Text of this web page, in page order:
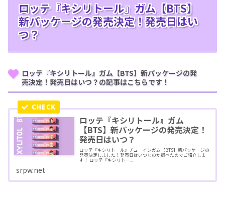
ロッテ『キシリトール』ガム【BTS】
新パッケージの発売決定！発売日はい
つ？
ロッテ『キシリトール』ガム【BTS】新パッケージの発
売決定！発売日はいつ？の記事はこちらです！
ロッテ『キシリトール』ガム
【BTS】新パッケージの発売決定！
発売日はいつ？
ロッテ『キシリトール』チューインガム【BTS】新パッケージの
発売決定しました！発売日はいつなのか調べたのでご紹介しま
す！ ロッテ『キシリトー...
srpw.net